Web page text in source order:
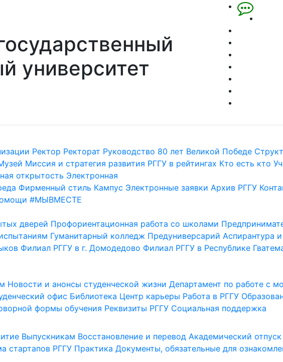
университет
Ректор Ректорат Руководство 80 лет Великой Победе
Миссия и стратегия развития РГГУ в рейтингах Кто есть кто
открытость Электронная
Фирменный стиль Кампус Электронные заявки Архив РГГУ
#МЫВМЕСТЕ
дверей Профориентационная работа со школами
Гуманитарный колледж Предуниверсарий Аспирантура
Филиал РГГУ в г. Домодедово Филиал РГГУ в Республике
Новости и анонсы студенческой жизни Департамент по работе с
офис Библиотека Центр карьеры Работа в РГГУ
формы обучения Реквизиты РГГУ Социальная поддержка
Выпускникам Восстановление и перевод Академический отпуск
стартапов РГГУ Практика Документы, обязательные для